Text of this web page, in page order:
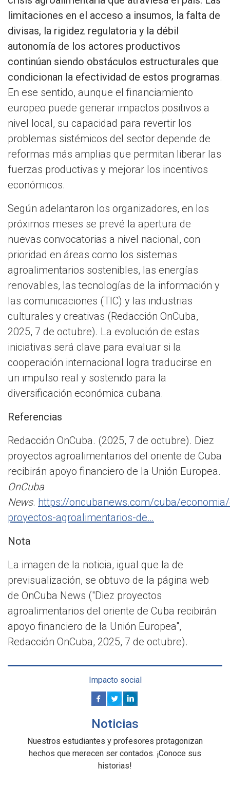
limitaciones en el acceso a insumos, la falta de
divisas, la rigidez regulatoria y la débil
autonomía de los actores productivos
continúan siendo obstáculos estructurales que
condicionan la efectividad de estos programas.
En ese sentido, aunque el financiamiento
europeo puede generar impactos positivos a
nivel local, su capacidad para revertir los
problemas sistémicos del sector depende de
reformas más amplias que permitan liberar las
fuerzas productivas y mejorar los incentivos
económicos.
Según adelantaron los organizadores, en los
próximos meses se prevé la apertura de
nuevas convocatorias a nivel nacional, con
prioridad en áreas como los sistemas
agroalimentarios sostenibles, las energías
renovables, las tecnologías de la información y
las comunicaciones (TIC) y las industrias
culturales y creativas (Redacción OnCuba,
2025, 7 de octubre). La evolución de estas
iniciativas será clave para evaluar si la
cooperación internacional logra traducirse en
un impulso real y sostenido para la
diversificación económica cubana.
Referencias
Redacción OnCuba. (2025, 7 de octubre). Diez
proyectos agroalimentarios del oriente de Cuba
recibirán apoyo financiero de la Unión Europea.
OnCuba
News. https://oncubanews.com/cuba/
proyectos-agroalimentarios-de…
Nota
La imagen de la noticia, igual que la de
previsualización, se obtuvo de la página web
de OnCuba News ("Diez proyectos
agroalimentarios del oriente de Cuba recibirán
apoyo financiero de la Unión Europea",
Redacción OnCuba, 2025, 7 de octubre).
Impacto social
Noticias
Nuestros estudiantes y profesores protagonizan
hechos que merecen ser contados. ¡Conoce sus
historias!